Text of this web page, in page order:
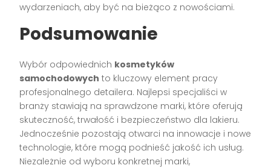
wydarzeniach, aby być na bieżąco z nowościami.
Podsumowanie
Wybór odpowiednich kosmetyków
samochodowych to kluczowy element pracy
profesjonalnego detailera. Najlepsi specjaliści w
branży stawiają na sprawdzone marki, które oferują
skuteczność, trwałość i bezpieczeństwo dla lakieru.
Jednocześnie pozostają otwarci na innowacje i nowe
technologie, które mogą podnieść jakość ich usług.
Niezależnie od wyboru konkretnej marki,